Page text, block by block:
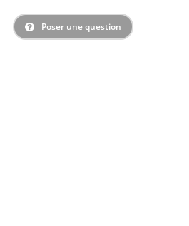
Poser une question